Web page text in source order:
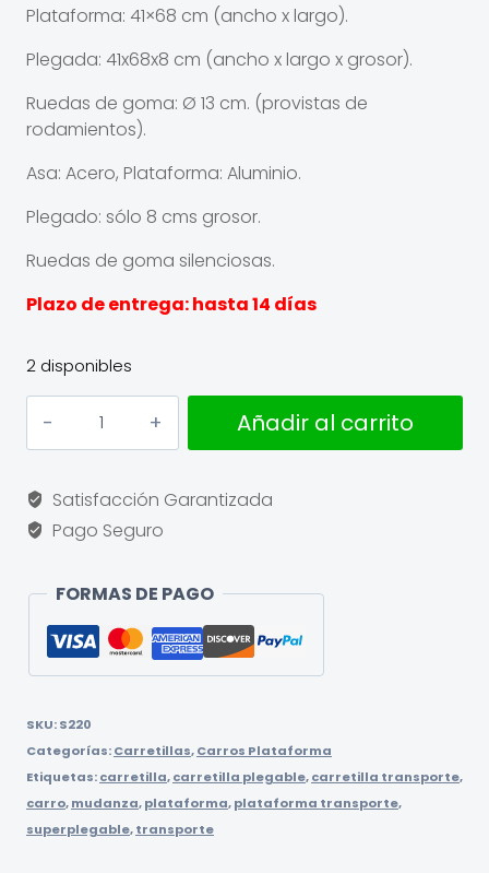
Plataforma: 41×68 cm (ancho x largo).
Plegada: 41x68x8 cm (ancho x largo x grosor).
Ruedas de goma: Ø 13 cm. (provistas de
rodamientos).
Asa: Acero, Plataforma: Aluminio.
Plegado: sólo 8 cms grosor.
Ruedas de goma silenciosas.
Plazo de entrega: hasta 14 días
2 disponibles
plataforma
120kg
cantidad
Añadir al carrito
Satisfacción Garantizada
Pago Seguro
FORMAS DE PAGO
SKU:S220
Categorías:Carretillas,Carros Plataforma
Etiquetas:carretilla,carretilla plegable,carretilla transporte,
carro,mudanza,plataforma,plataforma transporte,
superplegable,transporte